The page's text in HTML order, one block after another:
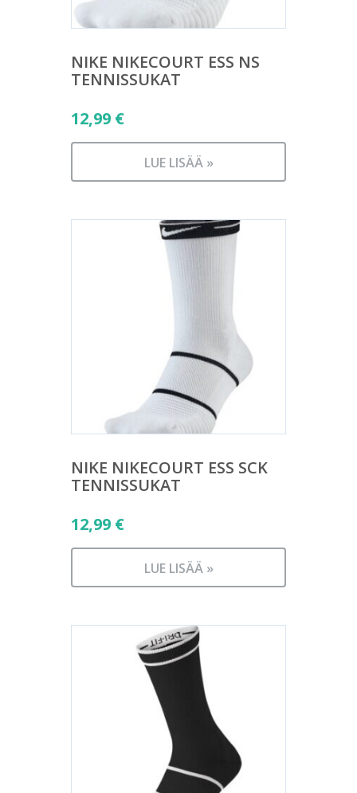
NIKE NIKECOURT ESS NS
TENNISSUKAT
12,99 €
LUE LISÄÄ »
NIKE NIKECOURT ESS SCK
TENNISSUKAT
12,99 €
LUE LISÄÄ »